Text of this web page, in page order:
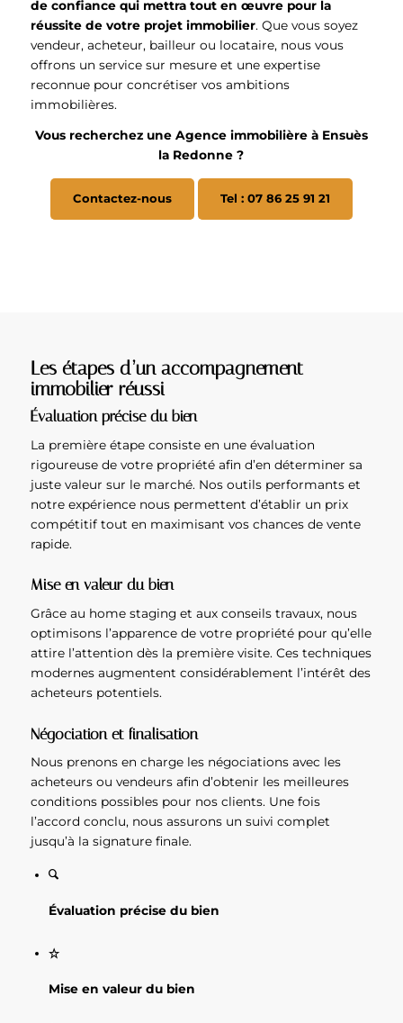
de confiance qui mettra tout en œuvre pour la
réussite de votre projet immobilier. Que vous soyez
vendeur, acheteur, bailleur ou locataire, nous vous
offrons un service sur mesure et une expertise
reconnue pour concrétiser vos ambitions
immobilières.
Vous recherchez une Agence immobilière à Ensuès
la Redonne ?
Contactez-nous Tel : 07 86 25 91 21
Les étapes d’un accompagnement
immobilier réussi
Évaluation précise du bien
La première étape consiste en une évaluation
rigoureuse de votre propriété afin d’en déterminer sa
juste valeur sur le marché. Nos outils performants et
notre expérience nous permettent d’établir un prix
compétitif tout en maximisant vos chances de vente
rapide.
Mise en valeur du bien
Grâce au home staging et aux conseils travaux, nous
optimisons l’apparence de votre propriété pour qu’elle
attire l’attention dès la première visite. Ces techniques
modernes augmentent considérablement l’intérêt des
acheteurs potentiels.
Négociation et finalisation
Nous prenons en charge les négociations avec les
acheteurs ou vendeurs afin d’obtenir les meilleures
conditions possibles pour nos clients. Une fois
l’accord conclu, nous assurons un suivi complet
jusqu’à la signature finale.
Évaluation précise du bien
Mise en valeur du bien